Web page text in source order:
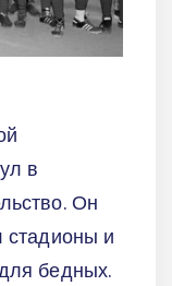
в
Он
стадионы и
бедных.